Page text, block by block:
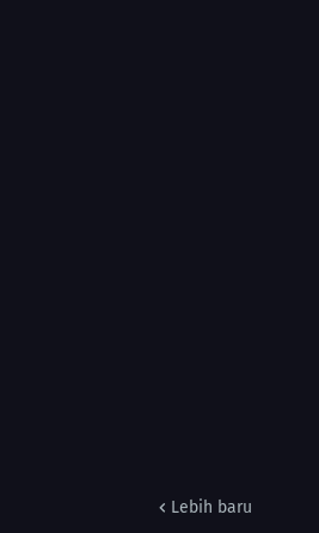
Lebih baru